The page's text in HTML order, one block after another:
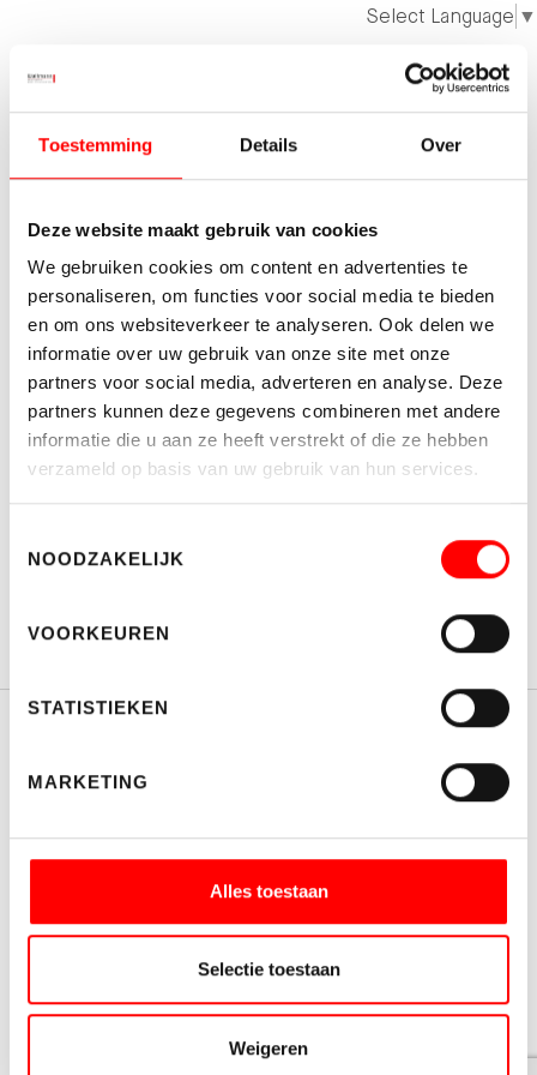
Toestemming Details Over
Deze website maakt gebruik van cookies
We gebruiken cookies om content en advertenties te
personaliseren, om functies voor social media te bieden
en om ons websiteverkeer te analyseren. Ook delen we
informatie over uw gebruik van onze site met onze
partners voor social media, adverteren en analyse. Deze
partners kunnen deze gegevens combineren met andere
informatie die u aan ze heeft verstrekt of die ze hebben
verzameld op basis van uw gebruik van hun services.
NOODZAKELIJK
VOORKEUREN
STATISTIEKEN
MARKETING
Alles toestaan
Selectie toestaan
Weigeren
Select Language ▼
Neem vrijblijvend contact op
met ons
Plan direct een afspraak in of neemcontact
We nemen snel contact met je op om kennis te
maken.
AFSPRAAK MAKEN WONEN
AFSPRAAK MAKEN BEDRIJVEN
Diensten
CONTACT
PRIVACY
POORTWACHTERSFUNCTIE